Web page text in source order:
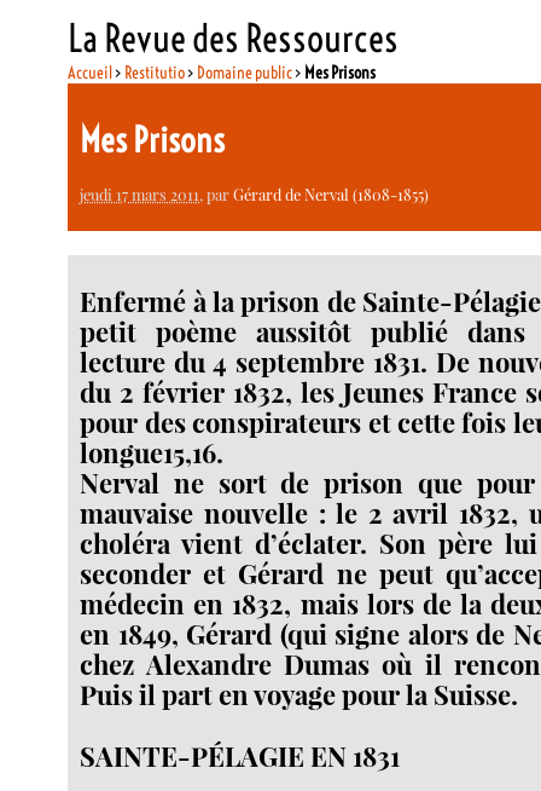
La Revue des Ressources
Accueil> Restitutio> Domaine public> Mes Prisons
Mes Prisons
jeudi 17 mars 2011, parGérard de Nerval (1808-1855)
Enfermé à la prison de Sainte-
petit poème aussitôt publié
lecture du 4 septembre 1831. De
du 2 février 1832, les Jeunes France
pour des conspirateurs et cette fois
longue15,16.
Nerval ne sort de prison que
mauvaise nouvelle : le 2 avril 1832,
choléra vient d’éclater. Son père
seconder et Gérard ne peut
médecin en 1832, mais lors de la
en 1849, Gérard (qui signe alors de
chez Alexandre Dumas où il
Puis il part en voyage pour la Suisse.
SAINTE-PÉLAGIE EN 1831